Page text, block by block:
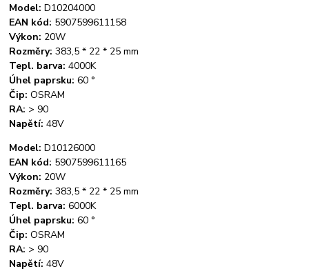
Model: D10204000
EAN kód: 5907599611158
Výkon: 20W
Rozměry: 383,5 * 22 * ​​25 mm
Tepl. barva: 4000K
Úhel paprsku: 60 °
Čip: OSRAM
RA: > 90
Napětí: 48V
Model: D10126000
EAN kód: 5907599611165
Výkon: 20W
Rozměry: 383,5 * 22 * ​​25 mm
Tepl. barva: 6000K
Úhel paprsku: 60 °
Čip: OSRAM
RA: > 90
Napětí: 48V